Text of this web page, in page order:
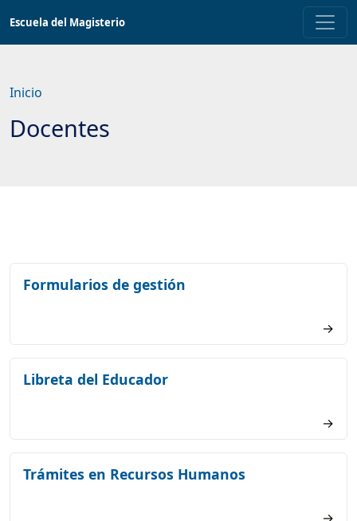
contenido
Escuela del Magisterio
Inicio
Docentes
Formularios de gestión
→
Libreta del Educador
→
Trámites en Recursos Humanos